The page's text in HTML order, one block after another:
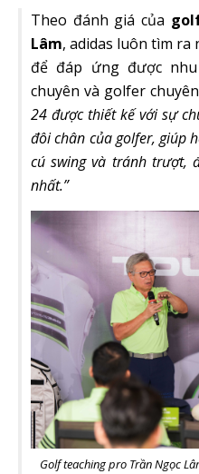
Theo đánh giá của
Lâm, adidas luôn tìm
để đáp ứng được
chuyên và golfer
24 được thiết kế với sự
đôi chân của golfer, giúp
cú swing và tránh trượt,
nhất.”
Golf teaching pro Trần Ngọc